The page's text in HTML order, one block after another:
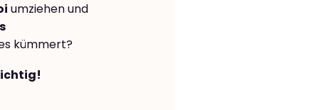
umziehen und
kümmert?